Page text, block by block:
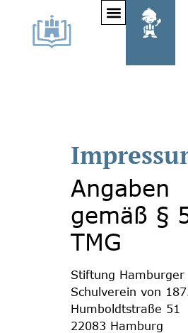
Angaben
gemäß §
TMG
Stiftung Hamburger
Schulverein von
Humboldtstraße 51
22083 Hamburg